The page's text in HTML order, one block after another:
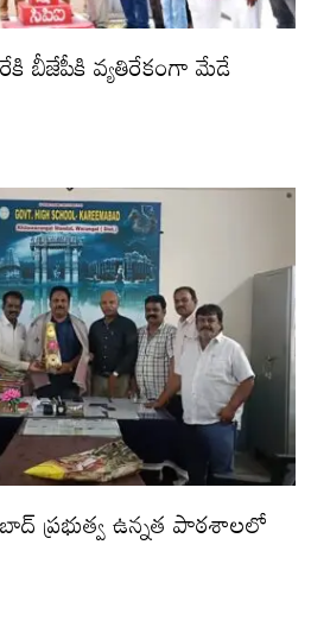
బీజేపీకి వ్యతిరేకంగా మేడే
ప్రభుత్వ ఉన్నత పాఠశాలలో